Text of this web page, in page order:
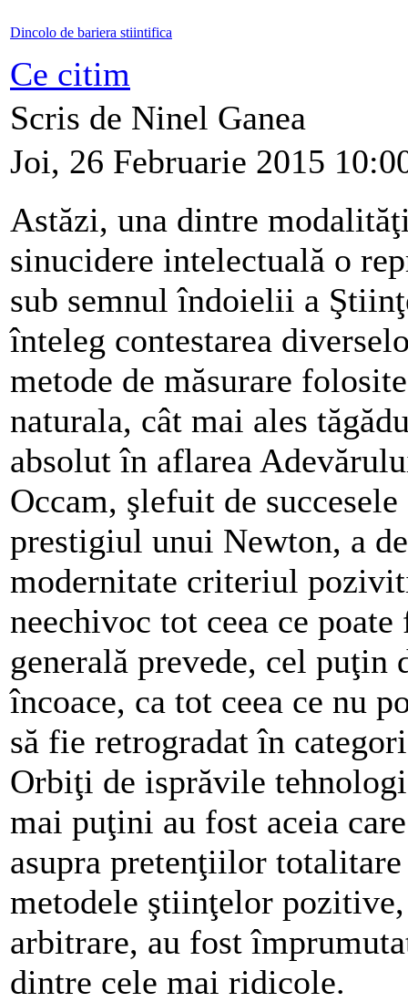
Dincolo de bariera stiintifica
Ce citim
Scris de Ninel Ganea
Joi, 26 Februarie 2015
Astăzi, una dintre
sinucidere intelectuală o
sub semnul îndoielii a
înteleg contestarea
metode de măsurare
naturala, cât mai ales
absolut în aflarea
Occam, şlefuit de
prestigiul unui Newton, a
modernitate criteriul
neechivoc tot ceea ce
generală prevede, cel puţin
încoace, ca tot ceea ce nu
să fie retrogradat în
Orbiţi de isprăvile
mai puţini au fost aceia
asupra pretenţiilor
metodele ştiinţelor
arbitrare, au fost
dintre cele mai ridicole.